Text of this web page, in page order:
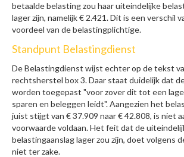
betaalde belasting zou haar uiteindelijke
lager zijn, namelijk € 2.421. Dit is een verschil
voordeel van de belastingplichtige.
Standpunt Belastingdienst
De Belastingdienst wijst echter op de tekst
rechtsherstel box 3. Daar staat duidelijk dat
worden toegepast "voor zover dit tot een
sparen en beleggen leidt". Aangezien het
juist stijgt van € 37.909 naar € 42.808, is niet
voorwaarde voldaan. Het feit dat de
belastingaanslag lager zou zijn, doet volgens
niet ter zake.